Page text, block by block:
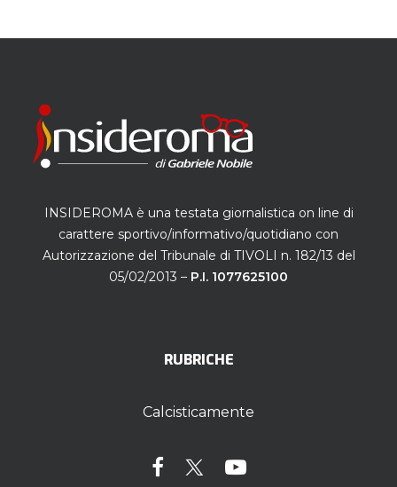
INSIDEROMA è una testata giornalistica on line di
carattere sportivo/informativo/quotidiano con
Autorizzazione del Tribunale di TIVOLI n. 182/13 del
05/02/2013 – P.I. 1077625100
RUBRICHE
Calcisticamente